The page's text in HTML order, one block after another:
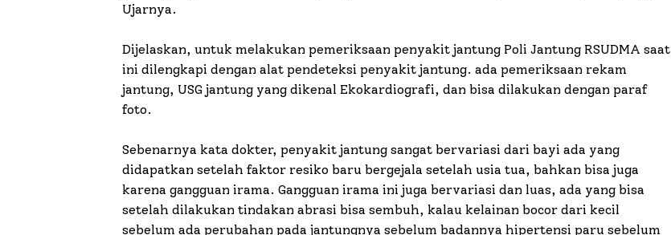
Ujarnya.
Dijelaskan, untuk melakukan pemeriksaan penyakit jantung Poli Jantung RSUDMA saat
ini dilengkapi dengan alat pendeteksi penyakit jantung. ada pemeriksaan rekam
jantung, USG jantung yang dikenal Ekokardiografi, dan bisa dilakukan dengan paraf
foto.
Sebenarnya kata dokter, penyakit jantung sangat bervariasi dari bayi ada yang
didapatkan setelah faktor resiko baru bergejala setelah usia tua, bahkan bisa juga
karena gangguan irama. Gangguan irama ini juga bervariasi dan luas, ada yang bisa
setelah dilakukan tindakan abrasi bisa sembuh, kalau kelainan bocor dari kecil
sebelum ada perubahan pada jantungnya sebelum badannya hipertensi paru sebelum